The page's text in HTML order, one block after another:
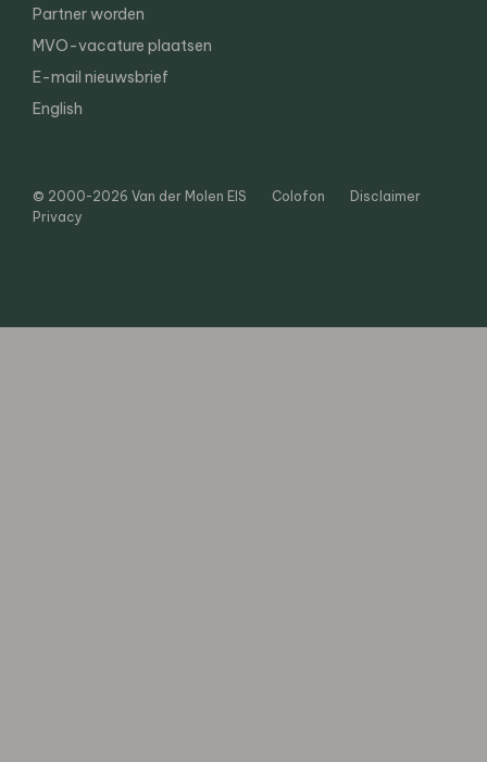
Partner worden
MVO-vacature plaatsen
E-mail nieuwsbrief
English
© 2000-2026 Van der Molen EIS Colofon
Disclaimer
Privacy